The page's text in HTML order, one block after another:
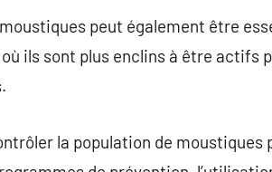
peut également être
ils sont plus enclins à être actifs
la population de moustiques